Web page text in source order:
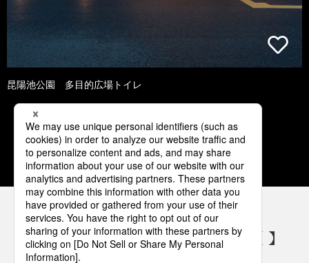
昆陽池公園 多目的広場トイレ
1 2 3 4 5
パナソニックの電気設備 SNSアカウント